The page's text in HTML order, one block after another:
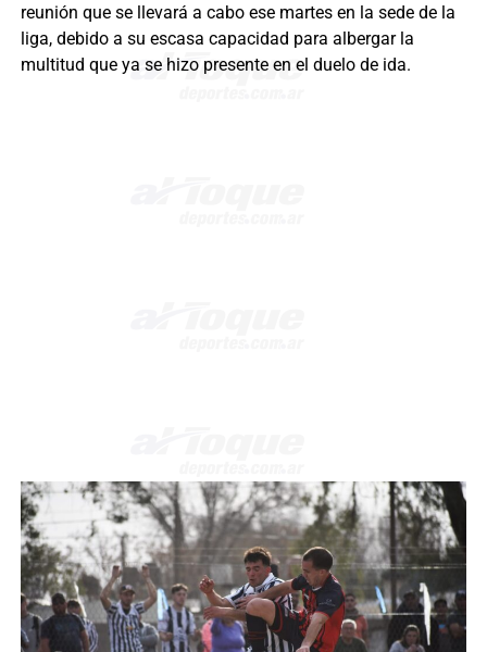
reunión que se llevará a cabo ese martes en la sede de la
liga, debido a su escasa capacidad para albergar la
multitud que ya se hizo presente en el duelo de ida.